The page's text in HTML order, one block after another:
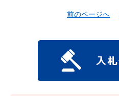
前のページへ